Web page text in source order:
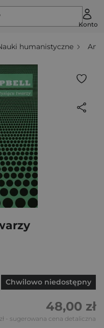
Konto
humanistyczne
Chwilowo niedostępny
48,00 zł
- sugerowana cena detaliczna